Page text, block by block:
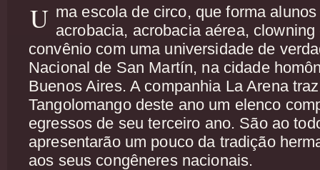
U ma escola de circo, que forma
acrobacia, acrobacia aérea,
convênio com uma universidade de
Nacional de San Martín, na cidade
Buenos Aires. A companhia La Arena
Tangolomango deste ano um elenco
egressos de seu terceiro ano. São ao
apresentarão um pouco da tradição
aos seus congêneres nacionais.